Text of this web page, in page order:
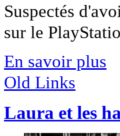
Suspectés
sur le
En savoir plus
Old Links
Laura et les